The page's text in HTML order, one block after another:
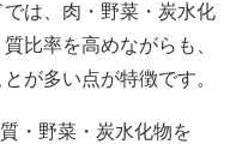
は、肉・野菜・炭水化
比率を高めながらも、
が多い点が特徴です。
・野菜・炭水化物を